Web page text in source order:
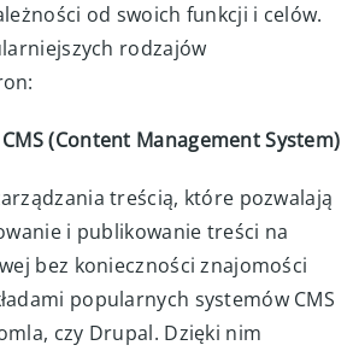
od swoich funkcji i celów.
rodzajów
(Content Management System)
treścią, które pozwalają
i publikowanie treści na
bez konieczności znajomości
popularnych systemów CMS
czy Drupal. Dzięki nim